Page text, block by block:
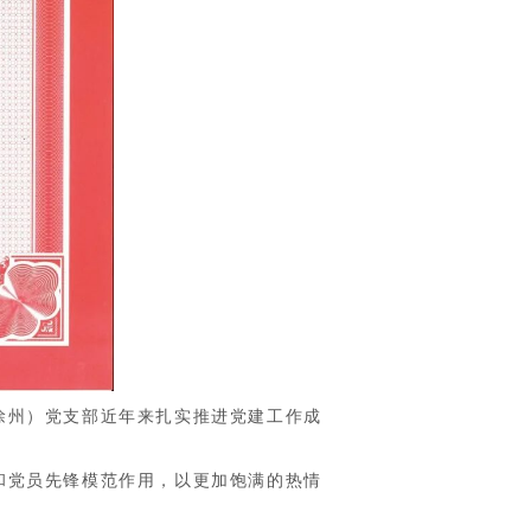
）党支部近年来扎实推进党建工作成
员先锋模范作用，以更加饱满的热情